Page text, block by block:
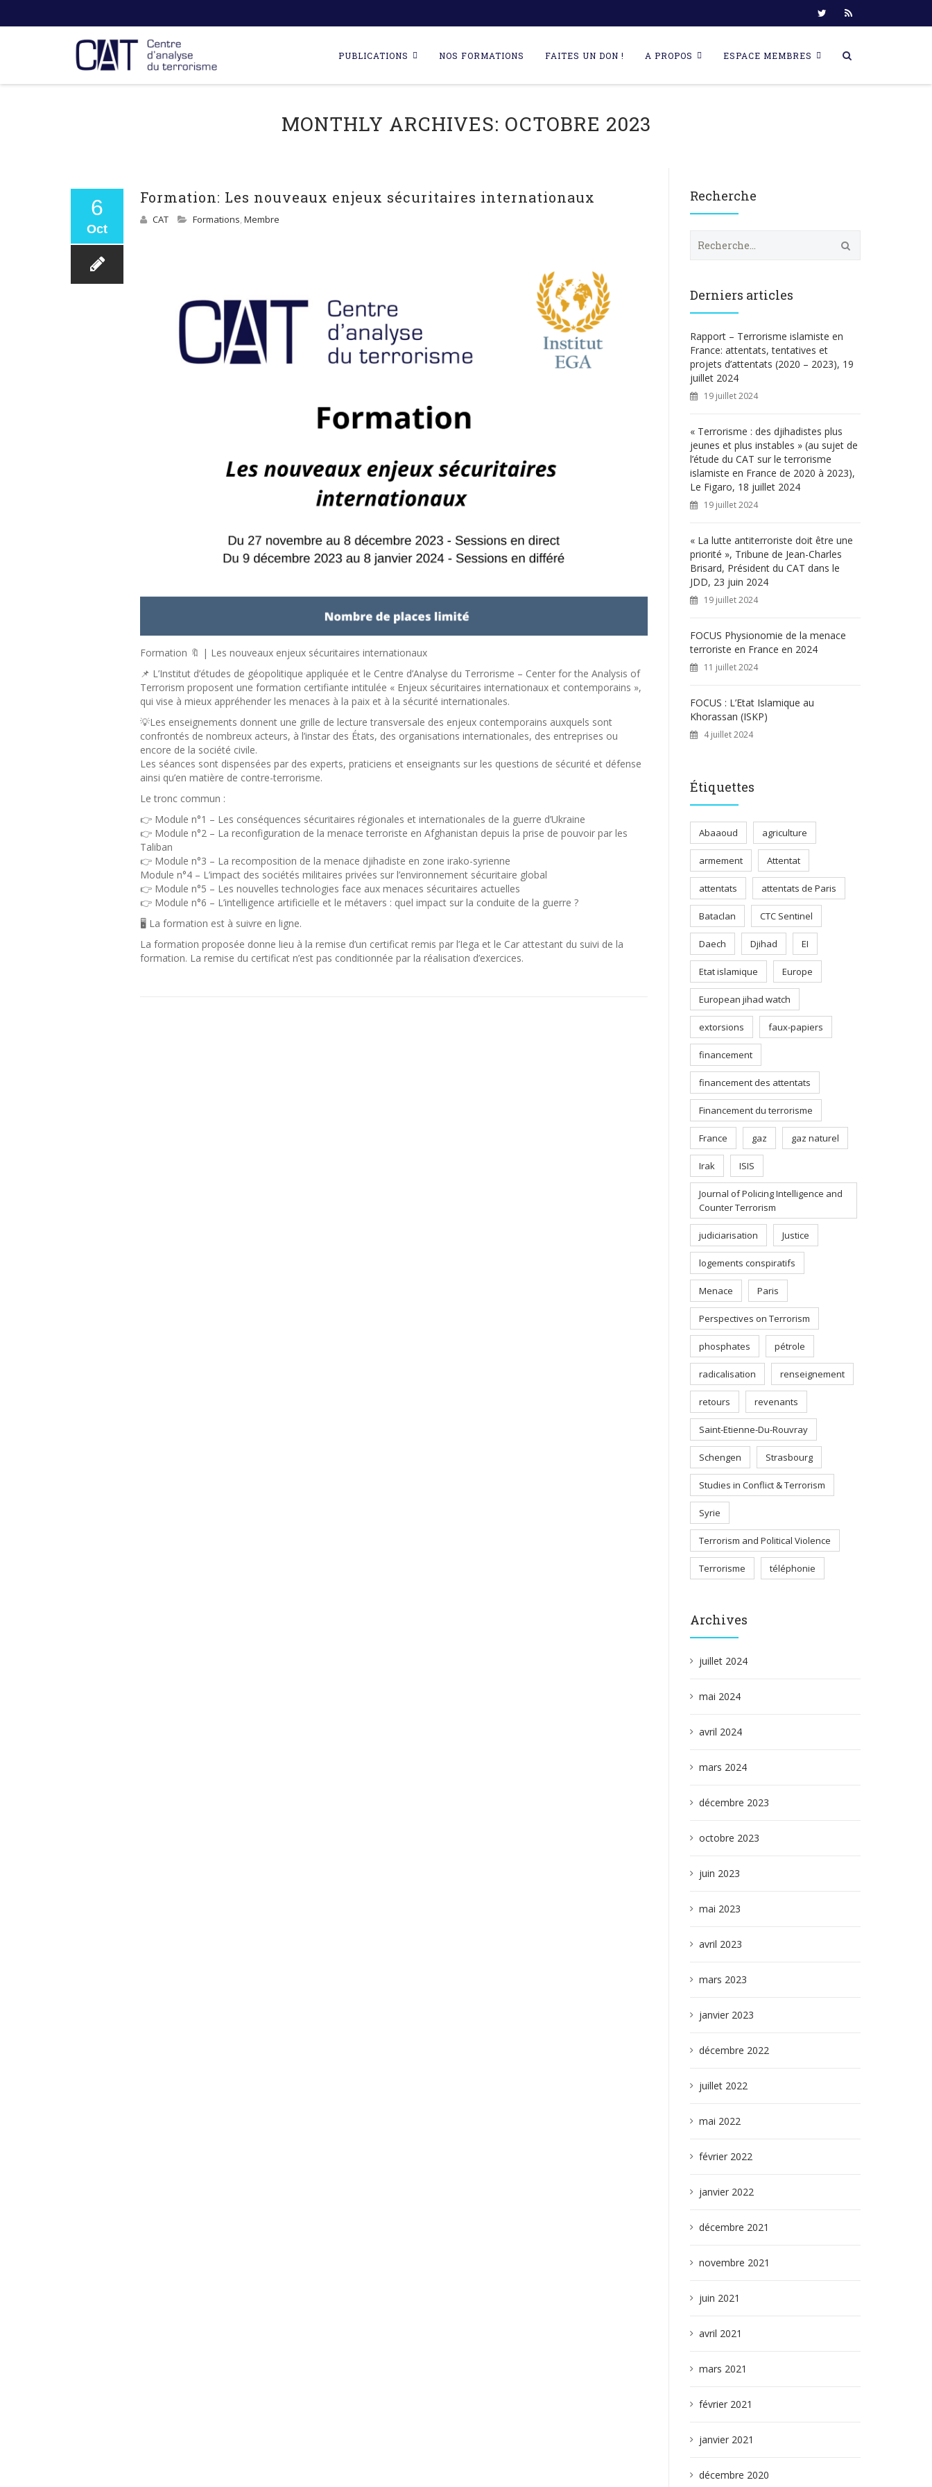
content
PUBLICATIONS NOS FORMATIONS FAITES UN DON ! A PROPOS ESPACE MEMBRES
MONTHLY ARCHIVES: OCTOBRE 2023
6
Oct
Formation: Les nouveaux enjeux sécuritaires internationaux
CAT Formations, Membre
Formation 🔖 | Les nouveaux enjeux sécuritaires internationaux
📌 L’Institut d’études de géopolitique appliquée et le Centre d’Analyse du Terrorisme – Center for the Analysis of
Terrorism proposent une formation certifiante intitulée « Enjeux sécuritaires internationaux et contemporains »,
qui vise à mieux appréhender les menaces à la paix et à la sécurité internationales.
💡Les enseignements donnent une grille de lecture transversale des enjeux contemporains auxquels sont
confrontés de nombreux acteurs, à l’instar des États, des organisations internationales, des entreprises ou
encore de la société civile.
Les séances sont dispensées par des experts, praticiens et enseignants sur les questions de sécurité et défense
ainsi qu’en matière de contre-terrorisme.
Le tronc commun :
👉 Module n°1 – Les conséquences sécuritaires régionales et internationales de la guerre d’Ukraine
👉 Module n°2 – La reconfiguration de la menace terroriste en Afghanistan depuis la prise de pouvoir par les
Taliban
👉 Module n°3 – La recomposition de la menace djihadiste en zone irako-syrienne
Module n°4 – L’impact des sociétés militaires privées sur l’environnement sécuritaire global
👉 Module n°5 – Les nouvelles technologies face aux menaces sécuritaires actuelles
👉 Module n°6 – L’intelligence artificielle et le métavers : quel impact sur la conduite de la guerre ?
🖥️ La formation est à suivre en ligne.
La formation proposée donne lieu à la remise d’un certificat remis par l’Iega et le Car attestant du suivi de la
formation. La remise du certificat n’est pas conditionnée par la réalisation d’exercices.
Recherche
e
h
e
r
:
Derniers articles
Rapport – Terrorisme islamiste en
France: attentats, tentatives et
projets d’attentats (2020 – 2023), 19
juillet 2024
19 juillet 2024
« Terrorisme : des djihadistes plus
jeunes et plus instables » (au sujet de
l’étude du CAT sur le terrorisme
islamiste en France de 2020 à 2023),
Le Figaro, 18 juillet 2024
19 juillet 2024
« La lutte antiterroriste doit être une
priorité », Tribune de Jean-Charles
Brisard, Président du CAT dans le
JDD, 23 juin 2024
19 juillet 2024
FOCUS Physionomie de la menace
terroriste en France en 2024
11 juillet 2024
FOCUS : L’Etat Islamique au
Khorassan (ISKP)
4 juillet 2024
Étiquettes
Abaaoud agriculture
armement Attentat
attentats attentats de Paris
Bataclan CTC Sentinel
Daech Djihad EI
Etat islamique Europe
European jihad watch
extorsions faux-papiers
financement
financement des attentats
Financement du terrorisme
France gaz gaz naturel
Irak ISIS
Journal of Policing Intelligence and
Counter Terrorism
judiciarisation Justice
logements conspiratifs
Menace Paris
Perspectives on Terrorism
phosphates pétrole
radicalisation renseignement
retours revenants
Saint-Etienne-Du-Rouvray
Schengen Strasbourg
Studies in Conflict & Terrorism
Syrie
Terrorism and Political Violence
Terrorisme téléphonie
Archives
juillet 2024
mai 2024
avril 2024
mars 2024
décembre 2023
octobre 2023
juin 2023
mai 2023
avril 2023
mars 2023
janvier 2023
décembre 2022
juillet 2022
mai 2022
février 2022
janvier 2022
décembre 2021
novembre 2021
juin 2021
avril 2021
mars 2021
février 2021
janvier 2021
décembre 2020